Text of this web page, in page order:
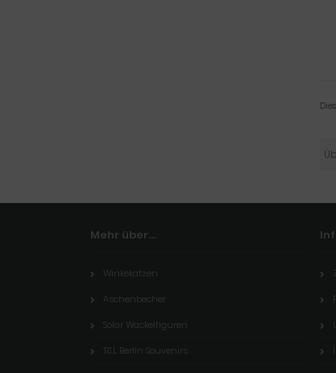
Mehr über...
Winkekatzen
Aschenbecher
Solar Wackelfiguren
T&L Berlin Souvenirs